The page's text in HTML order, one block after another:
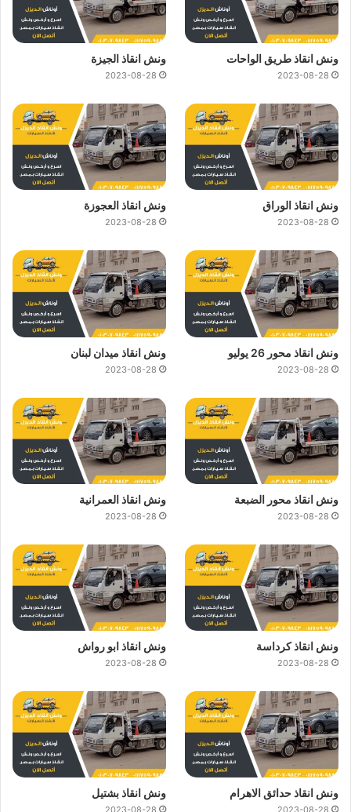
ونش انقاذ طريق الواحات
2023-08-28
ونش انقاذ الجيزة
2023-08-28
ونش انقاذ الوراق
2023-08-28
ونش انقاذ العجوزة
2023-08-28
ونش انقاذ محور 26 يوليو
2023-08-28
ونش انقاذ ميدان لبنان
2023-08-28
ونش انقاذ محور الضبعة
2023-08-28
ونش انقاذ العمرانية
2023-08-28
ونش انقاذ كرداسة
2023-08-28
ونش انقاذ ابو رواش
2023-08-28
ونش انقاذ حدائق الاهرام ونش انقاذ بشتيل